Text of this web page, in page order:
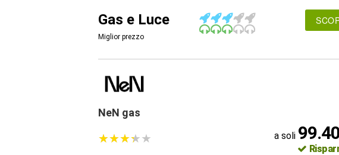
Gas e Luce
Miglior prezzo
NeN gas
★★★★★
★★★★★ a soli